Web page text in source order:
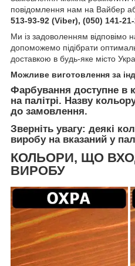
повідомлення нам на Вайбер
513-93-92 (Viber), (050) 141-
Ми із задоволенням відповімо
допоможемо підібрати
доставкою в будь-яке місто
Можливе виготовлення за
Фарбування доступне в
на палітрі. Назву
до замовлення.
Зверніть увагу: деякі
виробу на вказаний у
КОЛЬОРИ, ЩО
ВИРОБУ